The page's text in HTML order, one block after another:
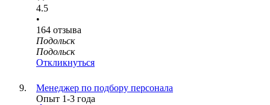
4.5
•
164 отзыва
Подольск
Подольск
Откликнуться
Менеджер по подбору персонала
Опыт 1-3 года